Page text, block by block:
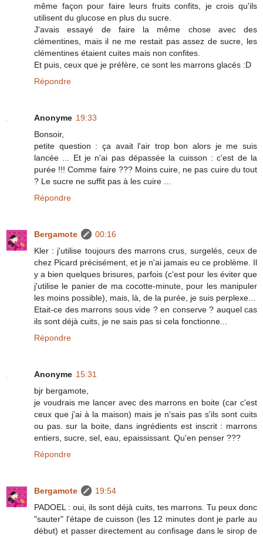
même façon pour faire leurs fruits confits, je crois qu'ils
utilisent du glucose en plus du sucre.
J'avais essayé de faire la même chose avec des
clémentines, mais il ne me restait pas assez de sucre, les
clémentines étaient cuites mais non confites.
Et puis, ceux que je préfère, ce sont les marrons glacés :D
Répondre
Anonyme 19:33
Bonsoir,
petite question : ça avait l'air trop bon alors je me suis
lancée ... Et je n'ai pas dépassée la cuisson : c'est de la
purée !!! Comme faire ??? Moins cuire, ne pas cuire du tout
? Le sucre ne suffit pas à les cuire ...
Répondre
Bergamote
00:16
Kler : j'utilise toujours des marrons crus, surgelés, ceux de
chez Picard précisément, et je n'ai jamais eu ce problème. Il
y a bien quelques brisures, parfois (c'est pour les éviter que
j'utilise le panier de ma cocotte-minute, pour les manipuler
les moins possible), mais, là, de la purée, je suis perplexe...
Etait-ce des marrons sous vide ? en conserve ? auquel cas
ils sont déjà cuits, je ne sais pas si cela fonctionne...
Répondre
Anonyme 15:31
bjr bergamote,
je voudrais me lancer avec des marrons en boite (car c'est
ceux que j'ai à la maison) mais je n'sais pas s'ils sont cuits
ou pas. sur la boite, dans ingrédients est inscrit : marrons
entiers, sucre, sel, eau, epaississant. Qu'en penser ???
Répondre
Bergamote
19:54
PADOEL : oui, ils sont déjà cuits, tes marrons. Tu peux donc
"sauter" l'étape de cuisson (les 12 minutes dont je parle au
début) et passer directement au confisage dans le sirop de